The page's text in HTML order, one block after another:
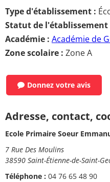
Type d'établissement :
Statut de l'établissement
Académie : Académie de
Zone scolaire : Zone A
Donnez votre avis
Adresse, contact,
Ecole Primaire Soeur
7 Rue Des Moulins
38590 Saint-Étienne-de-Saint-
Téléphone : 04 76 65 48 90